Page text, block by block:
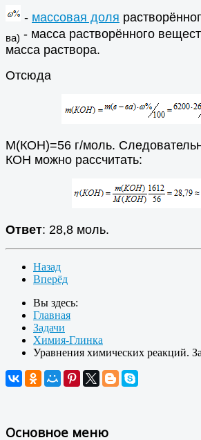
- массовая доля
ва) - масса растворённого
масса раствора.
Отсюда
М(КОН)=56 г/моль.
КОН можно рассчитать:
Ответ: 28,8 моль.
Назад
Вперёд
Вы здесь:
Главная
Задачи
Химия-Глинка
Уравнения химических реакций.
Основное меню